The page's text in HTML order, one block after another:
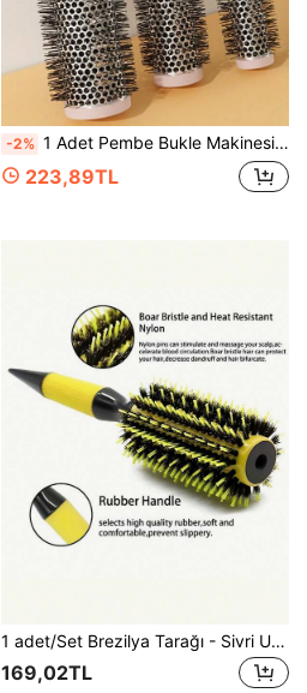
-2% 1 Adet Pembe Bukle Makinesi Rulo Fırçası, Saç Şekillendirme Aleti, Perçem ve Kıvırcık Saç Şekillendirme İçin Yuvarlak Alüminyum Tüp Fırça, Okula Dönüş, Seyahat Tatili Temel Gereçleri, Kadınlar İçin Saç Aksesuarları, Fırçalar, Kenar Fırçası, Saç Tarağı, Saç Açma Fırçası, Top Fırça, Mini Saç Fırçası Seti, Ahşap Tarak, Saç Fırçası, Saç Aletleri, Saç Fırçası, Kuaförlük Ekipmanları, Saç Modeli, Kuaförlük, Saç Fırçası, Saç Fırçası Seti, Saç Tarak, Bukleler İçin Tarak, Açma Fırçası, Kadınlar İçin Saç Fırçası, Berber, Berber Aksesuarları, Berber Dükkanı, Kuaförlük Ekipmanları
223,89TL
1 adet/Set Brezilya Tarağı - Sivri Uçlu Makaralı Tarak, Pembe-Sarı Seramik Alüminyum Boru Makaralı Tarak, Kıvırcık Saçlar İçin Düşük Statik Elektriklenme Önleyici Şekillendirici Tarak
169,02TL